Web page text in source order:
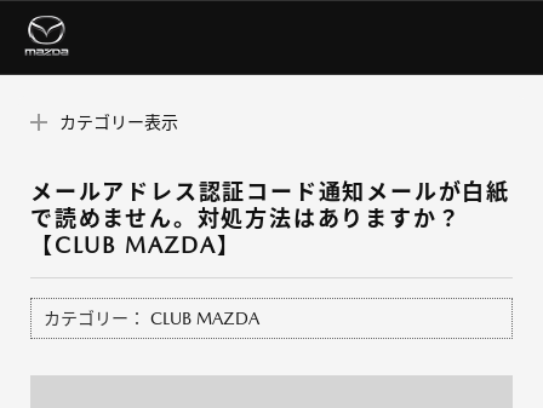
カテゴリー表示
メールアドレス認証コード通知メールが白紙
で読めません。対処方法はありますか？
【CLUB MAZDA】
カテゴリー： CLUB MAZDA